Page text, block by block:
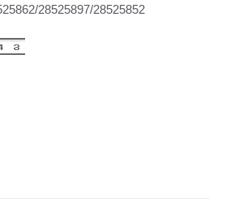
28525897/28525852